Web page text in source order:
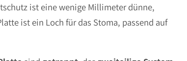
ist eine wenige Millimeter dünne,
ist ein Loch für das Stoma, passend auf